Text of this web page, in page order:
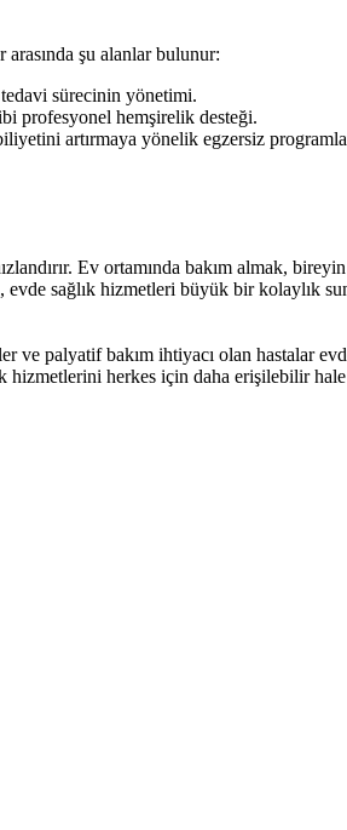
şu alanlar bulunur:
sürecinin yönetimi.
profesyonel hemşirelik desteği.
artırmaya yönelik egzersiz
Ev ortamında bakım almak,
sağlık hizmetleri büyük bir kolaylık
ve palyatif bakım ihtiyacı olan hastalar
hizmetlerini herkes için daha erişilebilir